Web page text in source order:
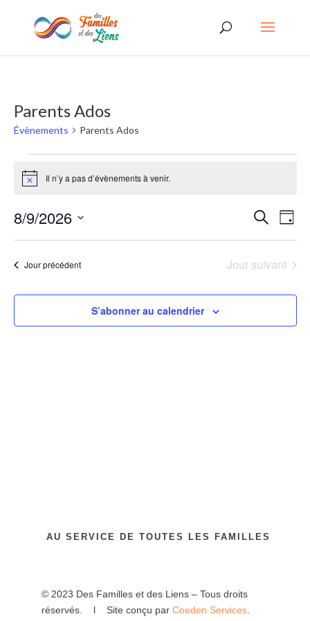
Parents Ados
Évènements Parents Ados
Évènements
for
9
août
2026
Notice Il n’y a pas d’évènements à venir.
et
de
Recherche
de
vues
Jour
8/9/2026
date.Jour précédent Jour suivant
S’abonner au calendrier
AU SERVICE DE TOUTES LES FAMILLES
© 2023 Des Familles et des Liens – Tous droits
réservés. l Site conçu par Coeden Services.